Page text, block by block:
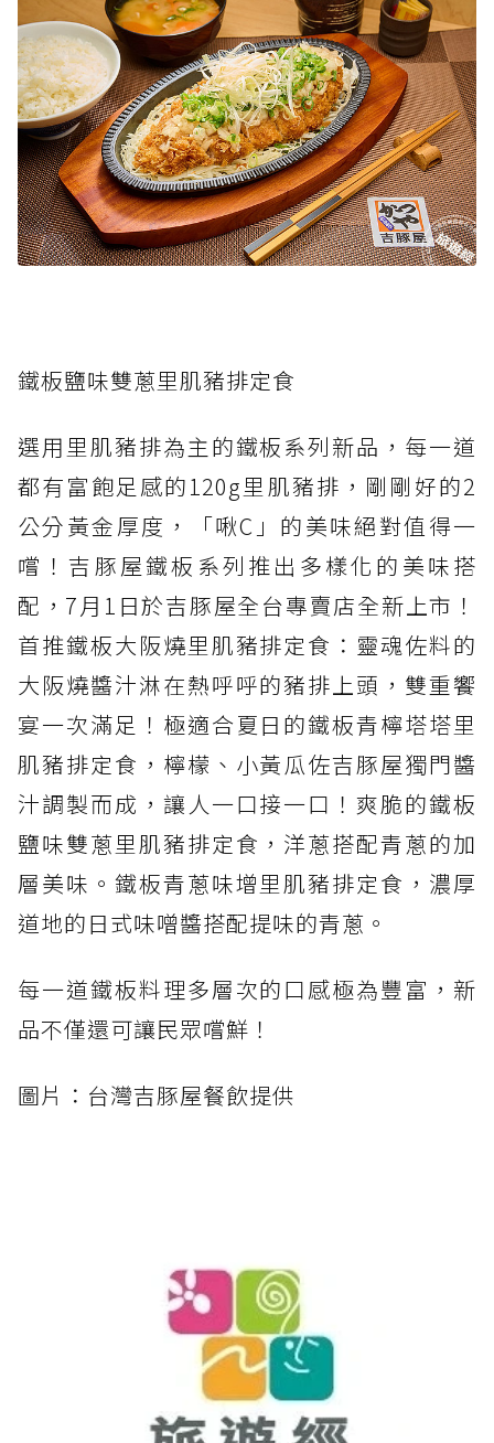
鐵板鹽味雙蔥里肌豬排定食
選用里肌豬排為主的鐵板系列新品，每一道
都有富飽足感的120g里肌豬排，剛剛好的2
公分黃金厚度，「啾C」的美味絕對值得一
嚐！吉豚屋鐵板系列推出多樣化的美味搭
配，7月1日於吉豚屋全台專賣店全新上市！
首推鐵板大阪燒里肌豬排定食：靈魂佐料的
大阪燒醬汁淋在熱呼呼的豬排上頭，雙重饗
宴一次滿足！極適合夏日的鐵板青檸塔塔里
肌豬排定食，檸檬、小黃瓜佐吉豚屋獨門醬
汁調製而成，讓人一口接一口！爽脆的鐵板
鹽味雙蔥里肌豬排定食，洋蔥搭配青蔥的加
層美味。鐵板青蔥味增里肌豬排定食，濃厚
道地的日式味噌醬搭配提味的青蔥。
每一道鐵板料理多層次的口感極為豐富，新
品不僅還可讓民眾嚐鮮！
圖片：台灣吉豚屋餐飲提供